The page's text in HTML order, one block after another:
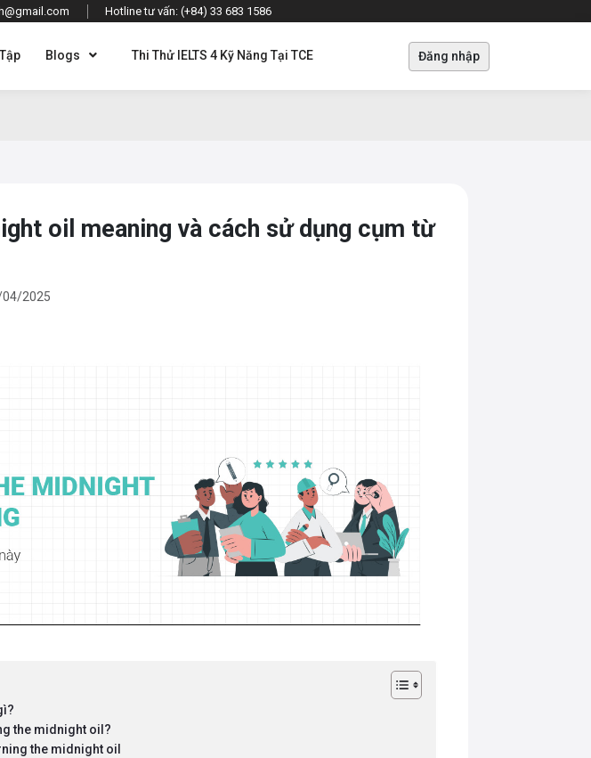
Hotline tư vấn: (+84) 33 683 1586
Blogs Thi Thử IELTS 4 Kỹ Năng Tại TCE Đăng nhập
oil meaning và cách sử dụng cụm từ
2025
the midnight oil?
the midnight oil